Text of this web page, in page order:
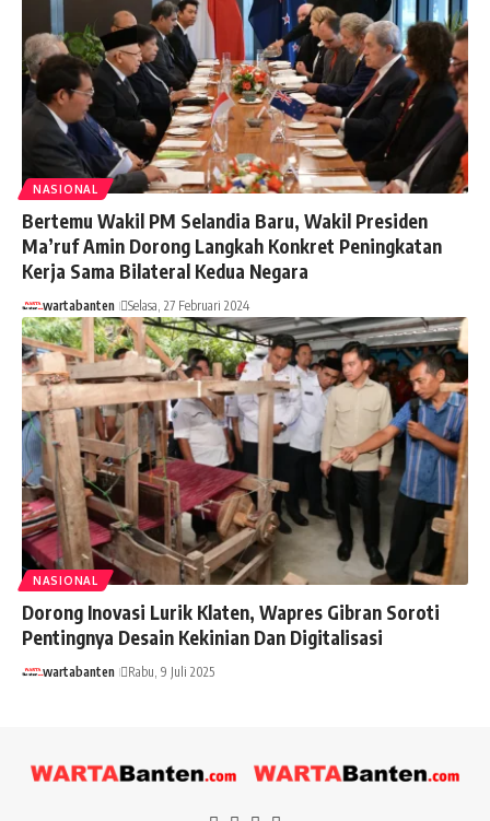
NASIONAL
Bertemu Wakil PM Selandia Baru, Wakil Presiden
Ma’ruf Amin Dorong Langkah Konkret Peningkatan
Kerja Sama Bilateral Kedua Negara
wartabanten Selasa, 27 Februari 2024
NASIONAL
Dorong Inovasi Lurik Klaten, Wapres Gibran Soroti
Pentingnya Desain Kekinian Dan Digitalisasi
wartabanten Rabu, 9 Juli 2025